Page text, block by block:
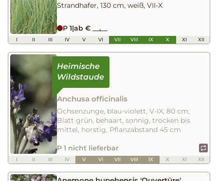
Strandhafer, 130 cm, weiß, VII-X
P 1|ab € __,__
I II III IV V VI VII VIII IX X XI XII
Anchusa officinalis
Ochsenzunge, blau-violett, V-IX, 80 cm,
Blatt grün, behaart, sonnig, trocken bis
mittel, horstig, Pflanzabstand 45 cm
P 1 nicht lieferbar
I II III IV V VI VII VIII IX X XI XII